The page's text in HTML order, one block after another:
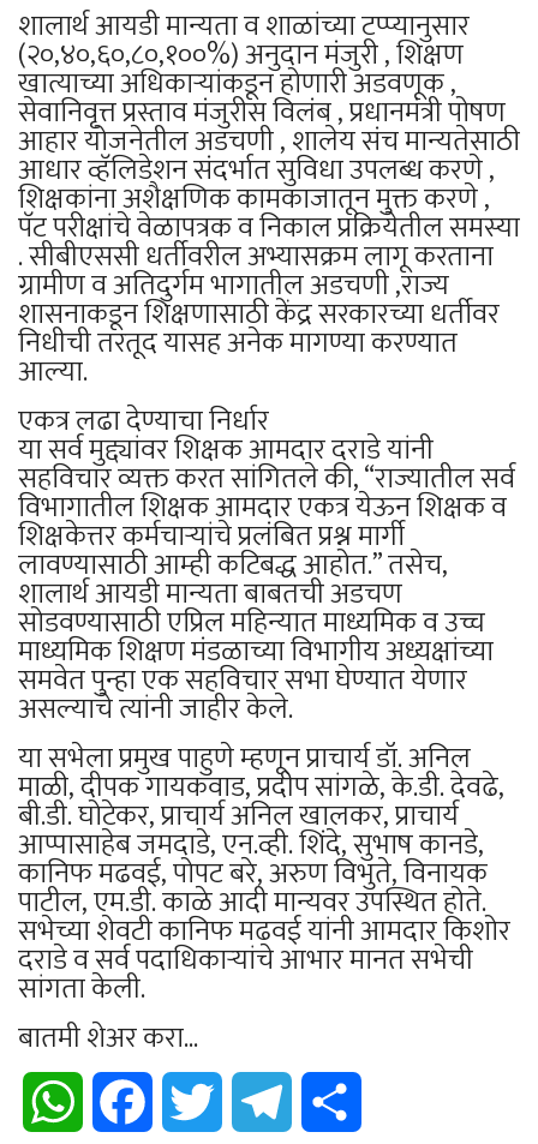
शालार्थ आयडी मान्यता व शाळांच्या टप्प्यानुसार
(२०,४०,६०,८०,१००%) अनुदान मंजुरी , शिक्षण
खात्याच्या अधिकाऱ्यांकडून होणारी अडवणूक ,
सेवानिवृत्त प्रस्ताव मंजुरीस विलंब , प्रधानमंत्री पोषण
आहार योजनेतील अडचणी , शालेय संच मान्यतेसाठी
आधार व्हॅलिडेशन संदर्भात सुविधा उपलब्ध करणे ,
शिक्षकांना अशैक्षणिक कामकाजातून मुक्त करणे ,
पॅट परीक्षांचे वेळापत्रक व निकाल प्रक्रियेतील समस्या
. सीबीएससी धर्तीवरील अभ्यासक्रम लागू करताना
ग्रामीण व अतिदुर्गम भागातील अडचणी ,राज्य
शासनाकडून शिक्षणासाठी केंद्र सरकारच्या धर्तीवर
निधीची तरतूद यासह अनेक मागण्या करण्यात
आल्या.
एकत्र लढा देण्याचा निर्धार
या सर्व मुद्द्यांवर शिक्षक आमदार दराडे यांनी
सहविचार व्यक्त करत सांगितले की, “राज्यातील सर्व
विभागातील शिक्षक आमदार एकत्र येऊन शिक्षक व
शिक्षकेत्तर कर्मचाऱ्यांचे प्रलंबित प्रश्न मार्गी
लावण्यासाठी आम्ही कटिबद्ध आहोत.” तसेच,
शालार्थ आयडी मान्यता बाबतची अडचण
सोडवण्यासाठी एप्रिल महिन्यात माध्यमिक व उच्च
माध्यमिक शिक्षण मंडळाच्या विभागीय अध्यक्षांच्या
समवेत पुन्हा एक सहविचार सभा घेण्यात येणार
असल्याचे त्यांनी जाहीर केले.
या सभेला प्रमुख पाहुणे म्हणून प्राचार्य डॉ. अनिल
माळी, दीपक गायकवाड, प्रदीप सांगळे, के.डी. देवढे,
बी.डी. घोटेकर, प्राचार्य अनिल खालकर, प्राचार्य
आप्पासाहेब जमदाडे, एन.व्ही. शिंदे, सुभाष कानडे,
कानिफ मढवई, पोपट बरे, अरुण विभुते, विनायक
पाटील, एम.डी. काळे आदी मान्यवर उपस्थित होते.
सभेच्या शेवटी कानिफ मढवई यांनी आमदार किशोर
दराडे व सर्व पदाधिकाऱ्यांचे आभार मानत सभेची
सांगता केली.
बातमी शेअर करा...
WhatsApp Facebook Twitter Telegram